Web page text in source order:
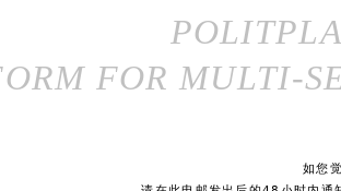
FOR MULTI-
如您